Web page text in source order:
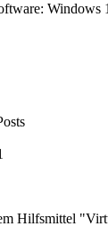
Hilfsmittel